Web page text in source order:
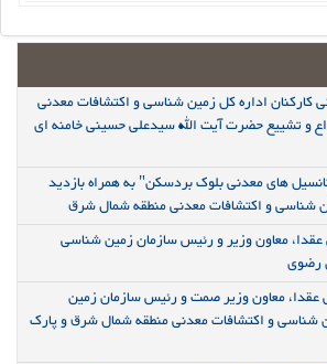
اداره کل زمین شناسی و اکتشافات معدنی
و تشییع حضرت آیت الله سیدعلی حسینی خامنه ای
های معدنی بلوک بردسکن" به همراه بازدید
شناسی و اکتشافات معدنی منطقه شمال شرق
معاون وزیر و رئیس سازمان زمین شناسی
رضوی
عقدا، معاون وزیر صمت و رئیس سازمان زمین
شناسی و اکتشافات معدنی منطقه شمال شرق و پارک